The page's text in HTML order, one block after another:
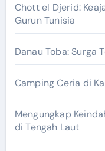
Chott el Djerid:
Gurun Tunisia
Danau Toba: Surga
Camping Ceria di
Mengungkap
di Tengah Laut